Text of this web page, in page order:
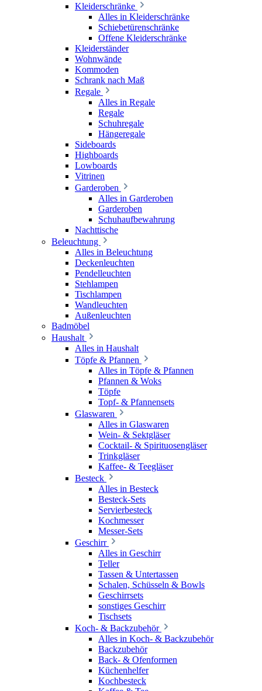
Kleiderschränke
Alles in Kleiderschränke
Schiebetürenschränke
Offene Kleiderschränke
Kleiderständer
Wohnwände
Kommoden
Schrank nach Maß
Regale
Alles in Regale
Regale
Schuhregale
Hängeregale
Sideboards
Highboards
Lowboards
Vitrinen
Garderoben
Alles in Garderoben
Garderoben
Schuhaufbewahrung
Nachttische
Beleuchtung
Alles in Beleuchtung
Deckenleuchten
Pendelleuchten
Stehlampen
Tischlampen
Wandleuchten
Außenleuchten
Badmöbel
Haushalt
Alles in Haushalt
Töpfe & Pfannen
Alles in Töpfe & Pfannen
Pfannen & Woks
Töpfe
Topf- & Pfannensets
Glaswaren
Alles in Glaswaren
Wein- & Sektgläser
Cocktail- & Spirituosengläser
Trinkgläser
Kaffee- & Teegläser
Besteck
Alles in Besteck
Besteck-Sets
Servierbesteck
Kochmesser
Messer-Sets
Geschirr
Alles in Geschirr
Teller
Tassen & Untertassen
Schalen, Schüsseln & Bowls
Geschirrsets
sonstiges Geschirr
Tischsets
Koch- & Backzubehör
Alles in Koch- & Backzubehör
Backzubehör
Back- & Ofenformen
Küchenhelfer
Kochbesteck